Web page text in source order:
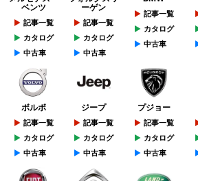
ベンツ
記事一覧
カタログ
中古車
ーゲン
記事一覧
カタログ
中古車
記事一覧
カタログ
中古車
ボルボ
記事一覧
カタログ
中古車
ジープ
記事一覧
カタログ
中古車
プジョー
記事一覧
カタログ
中古車